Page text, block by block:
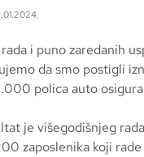
i puno zaredanih
da smo postigli
polica auto
je višegodišnjeg
zaposlenika koji